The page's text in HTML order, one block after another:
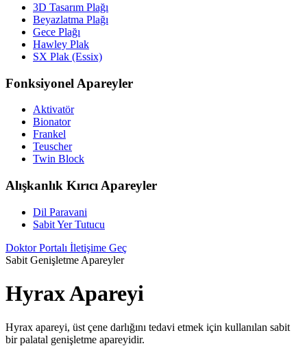
3D Tasarım Plağı
Beyazlatma Plağı
Gece Plağı
Hawley Plak
SX Plak (Essix)
Fonksiyonel Apareyler
Aktivatör
Bionator
Frankel
Teuscher
Twin Block
Alışkanlık Kırıcı Apareyler
Dil Paravani
Sabit Yer Tutucu
Doktor Portalı İletişime Geç
Sabit Genişletme Apareyler
Hyrax Apareyi
Hyrax apareyi, üst çene darlığını tedavi etmek için kullanılan sabit
bir palatal genişletme apareyidir.